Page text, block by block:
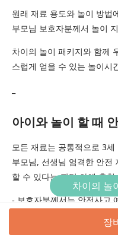
원래 재료 용도와 놀이 방법
부모님 보호자분께서 놀이
차이의 놀이 패키지와 함께
스럽게 얻을 수 있는 놀이시
아이와 놀이 할 때
모든 재료는 공통적으로 3
부모님, 선생님 엄격한 안전
할 수 있다는 판단 하에 추
‐ 보호자분께서는 안전사고
장
차이의 놀